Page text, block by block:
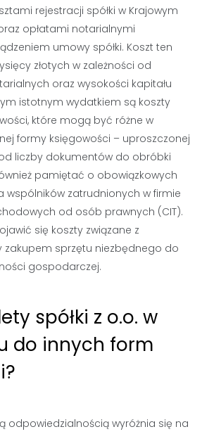
rejestracji spółki w Krajowym
opłatami notarialnymi
umowy spółki. Koszt ten
złotych w zależności od
oraz wysokości kapitału
istotnym wydatkiem są koszty
które mogą być różne w
formy księgowości – uproszczonej
liczby dokumentów do obróbki
pamiętać o obowiązkowych
wspólników zatrudnionych w firmie
od osób prawnych (CIT).
się koszty związane z
zakupem sprzętu niezbędnego do
gospodarczej.
spółki z o.o. w
do innych form
odpowiedzialnością wyróżnia się na